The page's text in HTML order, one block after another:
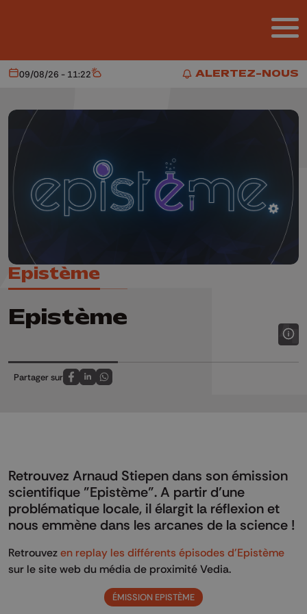
ALERTEZ-NOUS
ALERTEZ-NOUS
Aujourd'hui
09/08/26 - 11:22 Météo
Epistème
Epistème
Partager sur
Partagez sur FaceBook
Partagez sur LinkedIn
Partagez sur Whatsapp
Retrouvez Arnaud Stiepen dans son émission
scientifique "Epistème". A partir d’une
problématique locale, il élargit la réflexion et
nous emmène dans les arcanes de la science !
Retrouvez en replay les différents épisodes d'Epistème
sur le site web du média de proximité Vedia.
ÉMISSION EPISTÈME